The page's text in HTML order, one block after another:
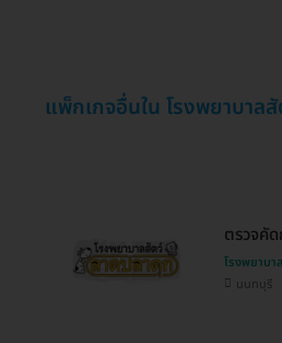
แพ็กเกจอื่นใน โรงพยาบา
ตรวจคั
โรงพยาบ
นนทบุรี